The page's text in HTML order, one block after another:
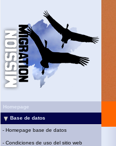
Homepage
Base de datos
- Homepage base de datos
- Condiciones de uso del sitio web